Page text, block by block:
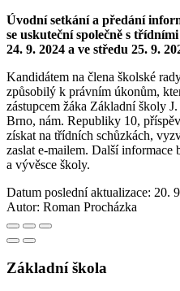
Úvodní setkání a předání
se uskuteční společně s
24. 9. 2024 a ve středu 25. 9.
Kandidátem na člena školské
způsobilý k právním úkonům,
zástupcem žáka Základní školy
Brno, nám. Republiky 10,
získat na třídních schůzkách,
zaslat e-mailem. Další informace
a vývěsce školy.
Datum poslední aktualizace: 20.
Autor: Roman Procházka
Základní škola